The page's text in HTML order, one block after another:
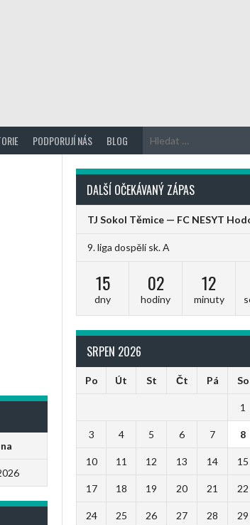
PODPORUJÍ NÁS BLOG
DALŠÍ OČEKÁVANÝ ZÁPAS
TJ Sokol Těmice — FC NESYT
9. liga dospělí sk. A
15
dny
02
hodiny
12
minuty
SRPEN 2026
Po Út St Čt Pá So
1
3 4 5 6 7 8
10 11 12 13 14 15
17 18 19 20 21 22
24 25 26 27 28 29